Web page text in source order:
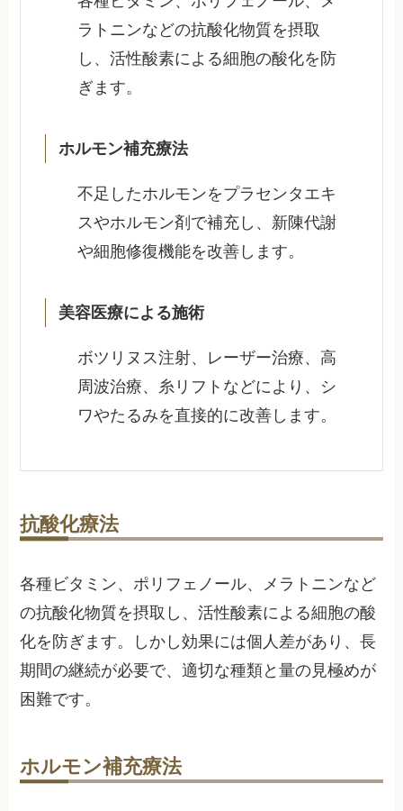
ラトニンなどの抗酸化物質を摂取
し、活性酸素による細胞の酸化を防
ぎます。
ホルモン補充療法
不足したホルモンをプラセンタエキ
スやホルモン剤で補充し、新陳代謝
や細胞修復機能を改善します。
美容医療による施術
ボツリヌス注射、レーザー治療、高
周波治療、糸リフトなどにより、シ
ワやたるみを直接的に改善します。
抗酸化療法
各種ビタミン、ポリフェノール、メラトニンなど
の抗酸化物質を摂取し、活性酸素による細胞の酸
化を防ぎます。しかし効果には個人差があり、長
期間の継続が必要で、適切な種類と量の見極めが
困難です。
ホルモン補充療法